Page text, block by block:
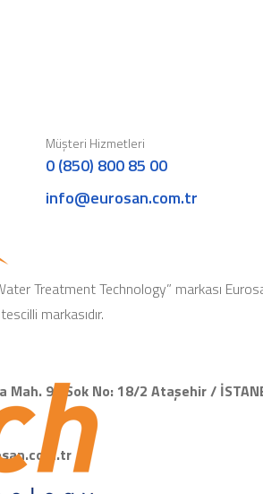
Müşteri Hizmetleri
0 (850) 800 85 00
info@eurosan.com.tr
Treatment Technology” markası
markasıdır.
Mah. 91.Sok No: 18/2 Ataşehir /